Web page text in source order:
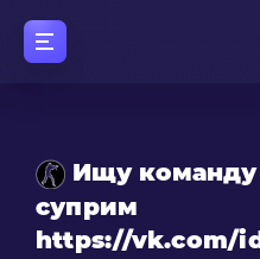
Ищу команду
суприм
https://vk.com/